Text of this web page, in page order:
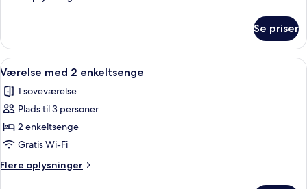
Se priser
Indlæs
alle
billeder
af
Værelse
med
2
enkeltsenge
Et hotelværelse med to senge, en
1
Værelse med 2 enkeltsenge
1 soveværelse
Plads til 3 personer
2 enkeltsenge
Gratis Wi-Fi
Flere oplysninger
Flere